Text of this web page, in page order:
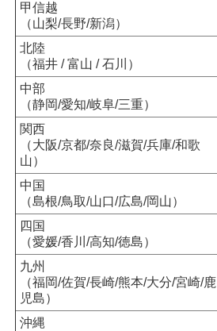
甲信越
（山梨/長野/新潟）
北陸
（福井 / 富山 / 石川）
中部
（静岡/愛知/岐阜/三重）
関西
（大阪/京都/奈良/滋賀/兵庫/和歌
山）
中国
（島根/鳥取/山口/広島/岡山）
四国
（愛媛/香川/高知/徳島）
九州
（福岡/佐賀/長崎/熊本/大分/宮崎/鹿
児島）
沖縄